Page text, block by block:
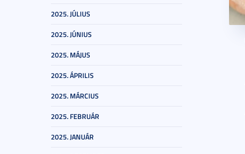
2025. JÚLIUS
2025. JÚNIUS
2025. MÁJUS
2025. ÁPRILIS
2025. MÁRCIUS
2025. FEBRUÁR
2025. JANUÁR